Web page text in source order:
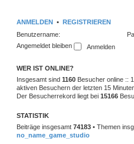
ANMELDEN • REGISTRIEREN
Benutzername:
Angemeldet bleiben
WER IST ONLINE?
Insgesamt sind 1160 Besucher online ::
aktiven Besuchern der letzten 15
Der Besucherrekord liegt bei 15166
STATISTIK
Beiträge insgesamt 74183 • Themen
no_name_game_studio